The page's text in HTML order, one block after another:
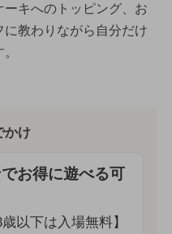
キへのトッピング、お
教わりながら自分だけ
かけ
お得に遊べる可
歳以下は入場無料】